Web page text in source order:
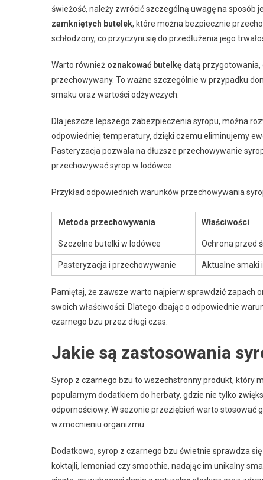
świeżość, należy zwrócić szczególną uwagę na sposób
zamkniętych butelek, które można bezpiecznie
schłodzony, co przyczyni się do przedłużenia jego
Warto również oznakować butelkędatą przygotowania,
przechowywany. To ważne szczególnie w przypadku
smaku oraz wartości odżywczych.
Dla jeszcze lepszego zabezpieczenia syropu, można
odpowiedniej temperatury, dzięki czemu eliminujemy
Pasteryzacja pozwala na dłuższe przechowywanie
przechowywać syrop w lodówce.
Przykład odpowiednich warunków przechowywania
Metoda przechowywania Właściwości
Szczelne butelki w lodówce Ochrona przed
Pasteryzacja i przechowywanie Aktualne smaki
Pamiętaj, że zawsze warto najpierw sprawdzić zapach
swoich właściwości. Dlatego dbając o odpowiednie
czarnego bzu przez długi czas.
Jakie są zastosowania
Syrop z czarnego bzu to wszechstronny produkt, który
popularnym dodatkiem do herbaty, gdzie nie tylko
odpornościowy. W sezonie przeziębień warto stosować
wzmocnieniu organizmu.
Dodatkowo, syrop z czarnego bzu świetnie sprawdza
koktajli, lemoniad czy smoothie, nadając im unikalny